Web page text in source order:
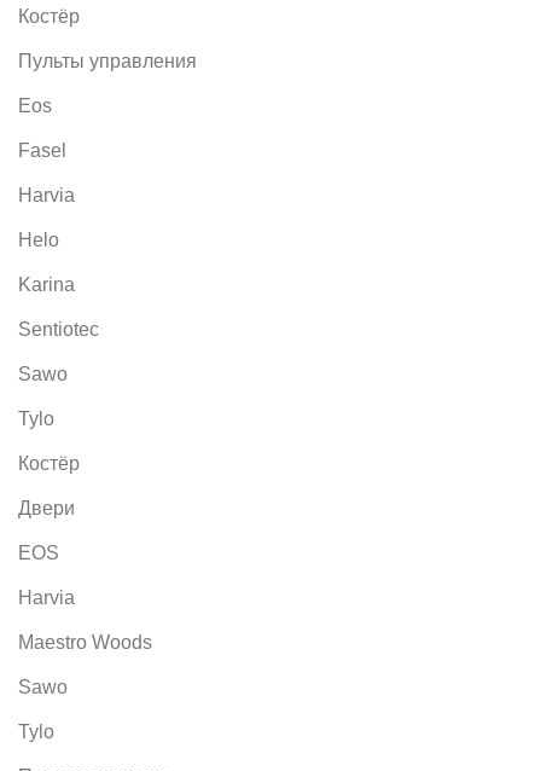
Костёр
Пульты управления
Eos
Fasel
Harvia
Helo
Karina
Sentiotec
Sawo
Tylo
Костёр
Двери
EOS
Harvia
Maestro Woods
Sawo
Tylo